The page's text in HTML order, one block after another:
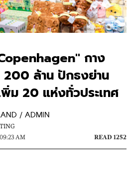
กาง
ล้าน ปักธงย่าน
พิ่ม 20 แห่งทั่วประเทศ
/ ADMIN
AM
READ 1252